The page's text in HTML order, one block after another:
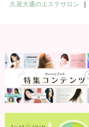
久屋大通のエステサロン